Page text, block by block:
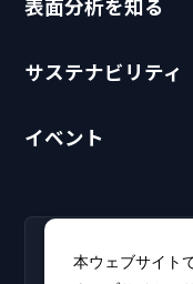
表面分析を知る
サステナビリティ
イベント
採用情報
本ウェブサイト